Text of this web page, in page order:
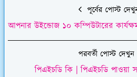
পূর্বের পোস্ট
আপনার উইন্ডোজ ১০ কম্পিউটারের
পরবর্তী পোস্ট দেখুন
পিএইচডি কি | পিএইচডি পাওয়া